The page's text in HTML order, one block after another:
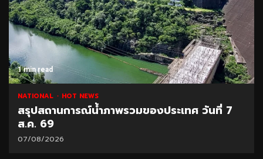
1 min read
NATIONAL HOT NEWS
สรุปสถานการณ์น้ำภาพรวมของประเทศ วันที่ 7
ส.ค. 69
07/08/2026